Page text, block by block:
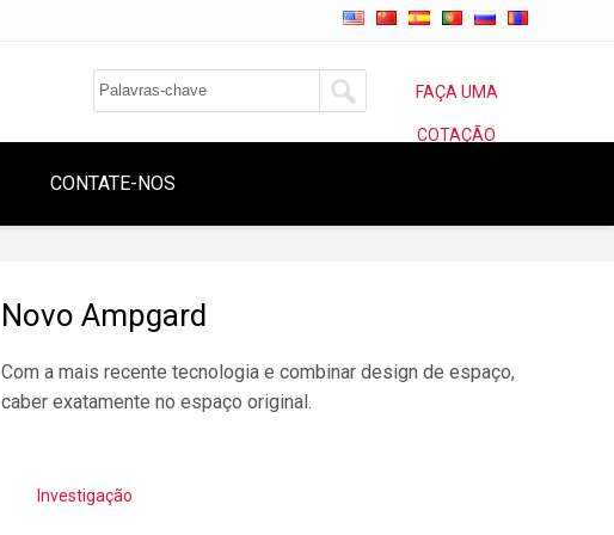
FAÇA UMA
COTAÇÃO
CONTATE-NOS
Novo Ampgard
Com a mais recente tecnologia e combinar design de espaço,
caber exatamente no espaço original.
Investigação